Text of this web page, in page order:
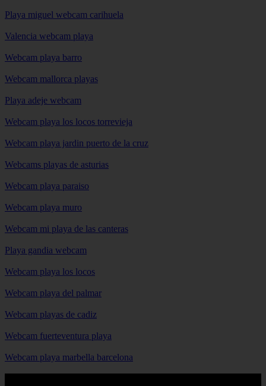
Playa miguel webcam carihuela
Valencia webcam playa
Webcam playa barro
Webcam mallorca playas
Playa adeje webcam
Webcam playa los locos torrevieja
Webcam playa jardin puerto de la cruz
Webcams playas de asturias
Webcam playa paraiso
Webcam playa muro
Webcam mi playa de las canteras
Playa gandia webcam
Webcam playa los locos
Webcam playa del palmar
Webcam playas de cadiz
Webcam fuerteventura playa
Webcam playa marbella barcelona